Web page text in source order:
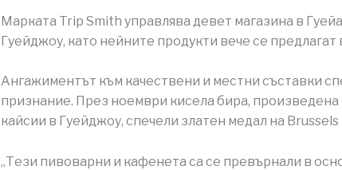
Марката Trip Smith управлява девет магазина в
Гуейджоу, като нейните продукти вече се предлагат
Ангажиментът към качествени и местни съставки
признание. През ноември кисела бира, произведена
кайсии в Гуейджоу, спечели златен медал на
„Тези пивоварни и кафенета са се превърнали в